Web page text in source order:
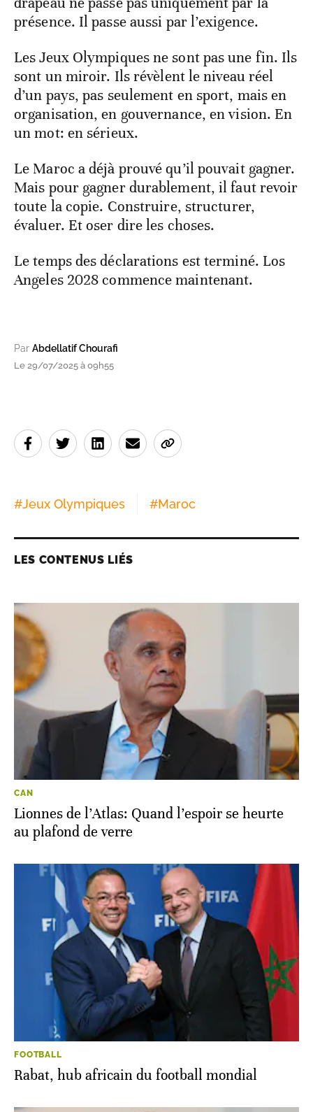
présence. Il passe aussi par l’exigence.
Les Jeux Olympiques ne sont pas une fin. Ils
sont un miroir. Ils révèlent le niveau réel
d’un pays, pas seulement en sport, mais en
organisation, en gouvernance, en vision. En
un mot: en sérieux.
Le Maroc a déjà prouvé qu’il pouvait gagner.
Mais pour gagner durablement, il faut revoir
toute la copie. Construire, structurer,
évaluer. Et oser dire les choses.
Le temps des déclarations est terminé. Los
Angeles 2028 commence maintenant.
Par Abdellatif Chourafi
Le 29/07/2025 à 09h55
#Jeux Olympiques #Maroc
LES CONTENUS LIÉS
CAN
Lionnes de l’Atlas: Quand l’espoir se heurte
au plafond de verre
FOOTBALL
Rabat, hub africain du football mondial